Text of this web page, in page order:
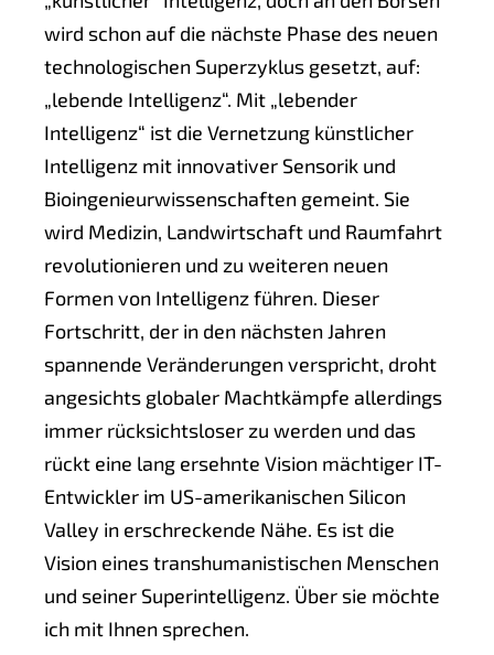
wird schon auf die nächste Phase des neuen
technologischen Superzyklus gesetzt, auf:
„lebende Intelligenz“. Mit „lebender
Intelligenz“ ist die Vernetzung künstlicher
Intelligenz mit innovativer Sensorik und
Bioingenieurwissenschaften gemeint. Sie
wird Medizin, Landwirtschaft und Raumfahrt
revolutionieren und zu weiteren neuen
Formen von Intelligenz führen. Dieser
Fortschritt, der in den nächsten Jahren
spannende Veränderungen verspricht, droht
angesichts globaler Machtkämpfe allerdings
immer rücksichtsloser zu werden und das
rückt eine lang ersehnte Vision mächtiger IT-
Entwickler im US-amerikanischen Silicon
Valley in erschreckende Nähe. Es ist die
Vision eines transhumanistischen Menschen
und seiner Superintelligenz. Über sie möchte
ich mit Ihnen sprechen.